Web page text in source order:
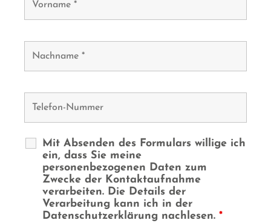
Mit Absenden des Formulars willige ich
ein, dass Sie meine
personenbezogenen Daten zum
Zwecke der Kontaktaufnahme
verarbeiten. Die Details der
Verarbeitung kann ich in der
Datenschutzerklärung nachlesen. *